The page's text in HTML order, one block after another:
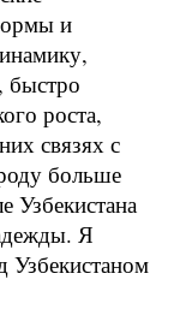
и
быстро
роста,
связях с
больше
Узбекистана
Я
Узбекистаном